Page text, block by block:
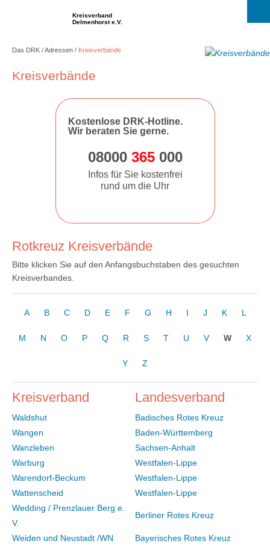
Kreisverband
Delmenhorst e.V.
Das DRK Adressen Kreisverbände
Kreisverbände
Kostenlose DRK-Hotline.
Wir beraten Sie gerne.
08000 365000
Infos für Sie kostenfrei
rund um die Uhr
Rotkreuz Kreisverbände
Bitte klicken Sie auf den Anfangsbuchstaben des gesuchten
Kreisverbandes.
A B C D E F G H I J K L
M N O P Q R S T U V W X
Y Z
Kreisverband Landesverband
Waldshut
Badisches Rotes Kreuz
Wangen
Baden-Württemberg
Wanzleben
Sachsen-Anhalt
Warburg
Westfalen-Lippe
Warendorf-Beckum
Westfalen-Lippe
Wattenscheid
Westfalen-Lippe
Wedding / Prenzlauer Berg e.
V.
Berliner Rotes Kreuz
Weiden und Neustadt /WN
Bayerisches Rotes Kreuz